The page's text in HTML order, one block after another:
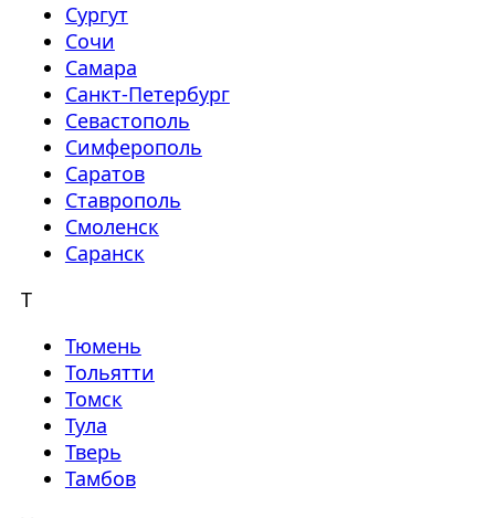
Сургут
Сочи
Самара
Санкт-Петербург
Севастополь
Симферополь
Саратов
Ставрополь
Смоленск
Саранск
Т
Тюмень
Тольятти
Томск
Тула
Тверь
Тамбов